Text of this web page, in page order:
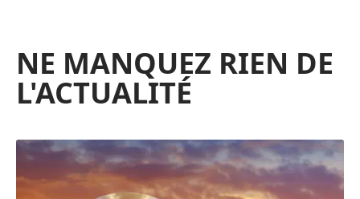
NE MANQUEZ RIEN DE
L'ACTUALITÉ